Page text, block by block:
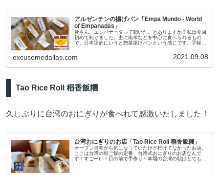
アルゼンチンの揚げパン「Empa Mundo - World
of Empanadas」
皆さん、エンパナーダって聞いたことありますか？私は今回
初めて知りました。主に南米などを中心に食べられるもの
で、日本語的にいうと惣菜揚げパンという感じです。手軽に
excusemedallas.com 2021.09.08
Tao Rice Roll 稻香飯糰
久しぶりに台湾のおにぎりが食べれて感激いたしました！
台湾おにぎりのお店「Tao Rice Roll 稻香飯糰」
オープン当初から気になっていたけど行けてなかったお店。
ここは台湾の朝ご飯の定番、台湾式おにぎりのお店なんで
す！すごーい！目の前で手作り～本場の台湾の朝はとてもあ